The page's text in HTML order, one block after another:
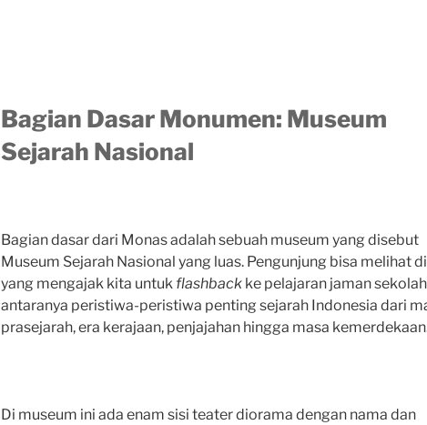
Bagian Dasar Monumen: Museum
Sejarah Nasional
Bagian dasar dari Monas adalah sebuah museum yang disebut
Museum Sejarah Nasional yang luas. Pengunjung bisa melihat
yang mengajak kita untuk flashback ke pelajaran jaman
antaranya peristiwa-peristiwa penting sejarah Indonesia dari
prasejarah, era kerajaan, penjajahan hingga masa
Di museum ini ada enam sisi teater diorama dengan nama dan